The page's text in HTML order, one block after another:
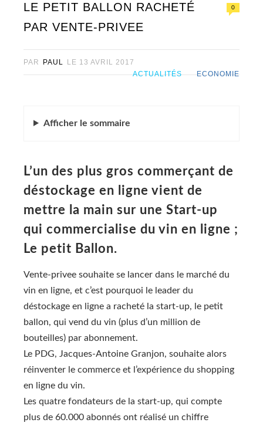
LE PETIT BALLON RACHETÉ
PAR VENTE-PRIVEE
0
PAR PAUL LE 13 AVRIL 2017
ACTUALITÉS
ECONOMIE
Afficher le sommaire
L’un des plus gros commerçant de
déstockage en ligne vient de
mettre la main sur une Start-up
qui commercialise du vin en ligne ;
Le petit Ballon.
Vente-privee souhaite se lancer dans le marché du
vin en ligne, et c’est pourquoi le leader du
déstockage en ligne a racheté la start-up, le petit
ballon, qui vend du vin (plus d’un million de
bouteilles) par abonnement.
Le PDG, Jacques-Antoine Granjon, souhaite alors
réinventer le commerce et l’expérience du shopping
en ligne du vin.
Les quatre fondateurs de la start-up, qui compte
plus de 60.000 abonnés ont réalisé un chiffre